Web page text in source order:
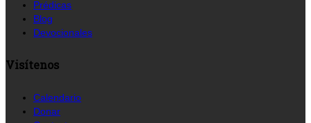
Prédicas
Blog
Devocionales
Visítenos
Calendario
Donar